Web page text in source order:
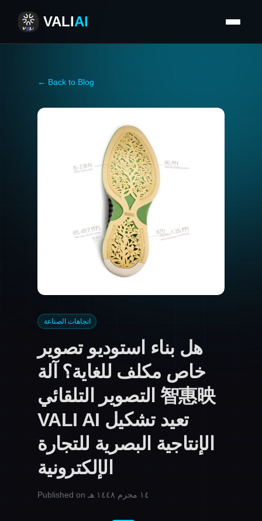
VALIAI
← Back to Blog
اتجاهات الصناعة
هل بناء استوديو تصوير
خاص مكلف للغاية؟ آلة
التصوير التلقائي 智惠映
VALI AI تعيد تشكيل
الإنتاجية البصرية للتجارة
الإلكترونية
Published on ١٤ محرم ١٤٤٨ هـ